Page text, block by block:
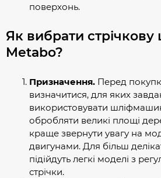
поверхонь.
Як вибрати
Metabo?
Призначення. Перед
визначитися, для яких
використовувати
обробляти великі площі
краще звернути увагу на
двигунами. Для більш
підійдуть легкі моделі з
стрічки.